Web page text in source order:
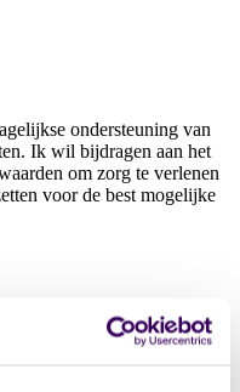
ondersteuning van
Ik wil bijdragen aan het
om zorg te verlenen
voor de best mogelijke
missie